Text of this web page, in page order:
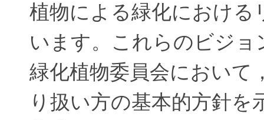
植物による緑化における
います。これらのビジ
緑化植物委員会において
り扱い方の基本的方針